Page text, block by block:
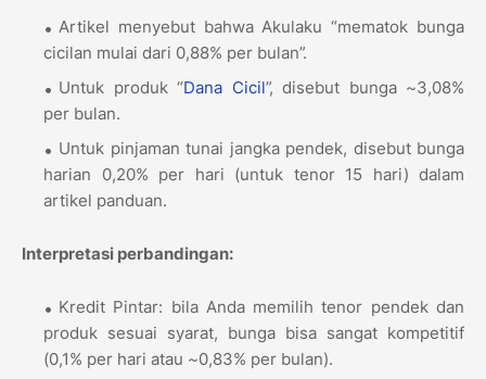
Artikel menyebut bahwa Akulaku “mematok bunga
cicilan mulai dari 0,88% per bulan”.
Untuk produk “Dana Cicil”, disebut bunga ~3,08%
per bulan.
Untuk pinjaman tunai jangka pendek, disebut bunga
harian 0,20% per hari (untuk tenor 15 hari) dalam
artikel panduan.
Interpretasi perbandingan:
Kredit Pintar: bila Anda memilih tenor pendek dan
produk sesuai syarat, bunga bisa sangat kompetitif
(0,1% per hari atau ~0,83% per bulan).